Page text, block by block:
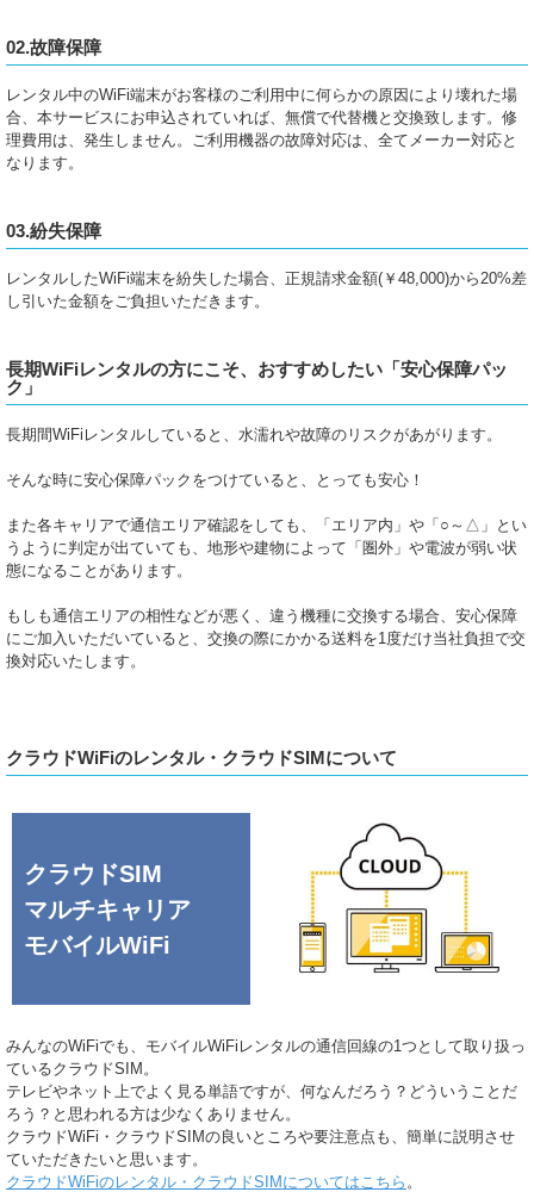
02.故障保障
レンタル中のWiFi端末がお客様のご利用中に何らかの原因により壊れた場
合、本サービスにお申込されていれば、無償で代替機と交換致します。修
理費用は、発生しません。ご利用機器の故障対応は、全てメーカー対応と
なります。
03.紛失保障
レンタルしたWiFi端末を紛失した場合、正規請求金額(￥48,000)から20%差
し引いた金額をご負担いただきます。
長期WiFiレンタルの方にこそ、おすすめしたい「安心保障パッ
ク」
長期間WiFiレンタルしていると、水濡れや故障のリスクがあがります。
そんな時に安心保障パックをつけていると、とっても安心！
また各キャリアで通信エリア確認をしても、「エリア内」や「○～△」とい
うように判定が出ていても、地形や建物によって「圏外」や電波が弱い状
態になることがあります。
もしも通信エリアの相性などが悪く、違う機種に交換する場合、安心保障
にご加入いただいていると、交換の際にかかる送料を1度だけ当社負担で交
換対応いたします。
クラウドWiFiのレンタル・クラウドSIMについて
クラウドSIM
マルチキャリア
モバイルWiFi
みんなのWiFiでも、モバイルWiFiレンタルの通信回線の1つとして取り扱っ
ているクラウドSIM。
テレビやネット上でよく見る単語ですが、何なんだろう？どういうことだ
ろう？と思われる方は少なくありません。
クラウドWiFi・クラウドSIMの良いところや要注意点も、簡単に説明させ
ていただきたいと思います。
クラウドWiFiのレンタル・クラウドSIMについてはこちら 。